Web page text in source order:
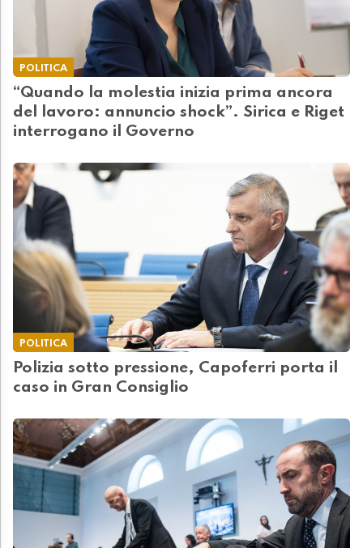
POLITICA
“Quando la molestia inizia prima ancora
del lavoro: annuncio shock”. Sirica e Riget
interrogano il Governo
POLITICA
Polizia sotto pressione, Capoferri porta il
caso in Gran Consiglio